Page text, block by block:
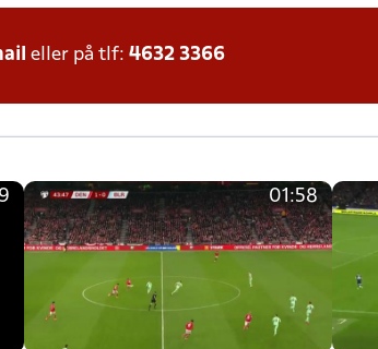
eller på tlf: 4632 3366
01:58